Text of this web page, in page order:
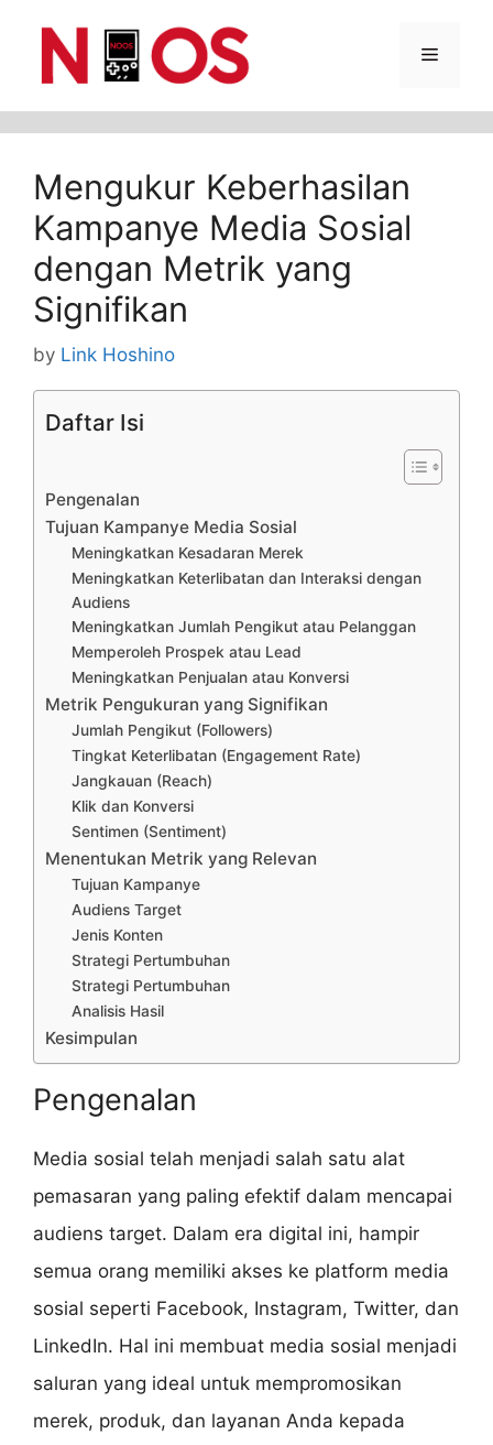
Menu
Mengukur Keberhasilan
Kampanye Media Sosial
dengan Metrik yang
Signifikan
by Link Hoshino
Daftar Isi
Pengenalan
Tujuan Kampanye Media Sosial
Meningkatkan Kesadaran Merek
Meningkatkan Keterlibatan dan Interaksi dengan
Audiens
Meningkatkan Jumlah Pengikut atau Pelanggan
Memperoleh Prospek atau Lead
Meningkatkan Penjualan atau Konversi
Metrik Pengukuran yang Signifikan
Jumlah Pengikut (Followers)
Tingkat Keterlibatan (Engagement Rate)
Jangkauan (Reach)
Klik dan Konversi
Sentimen (Sentiment)
Menentukan Metrik yang Relevan
Tujuan Kampanye
Audiens Target
Jenis Konten
Strategi Pertumbuhan
Strategi Pertumbuhan
Analisis Hasil
Kesimpulan
Pengenalan
Media sosial telah menjadi salah satu alat
pemasaran yang paling efektif dalam mencapai
audiens target. Dalam era digital ini, hampir
semua orang memiliki akses ke platform media
sosial seperti Facebook, Instagram, Twitter, dan
LinkedIn. Hal ini membuat media sosial menjadi
saluran yang ideal untuk mempromosikan
merek, produk, dan layanan Anda kepada